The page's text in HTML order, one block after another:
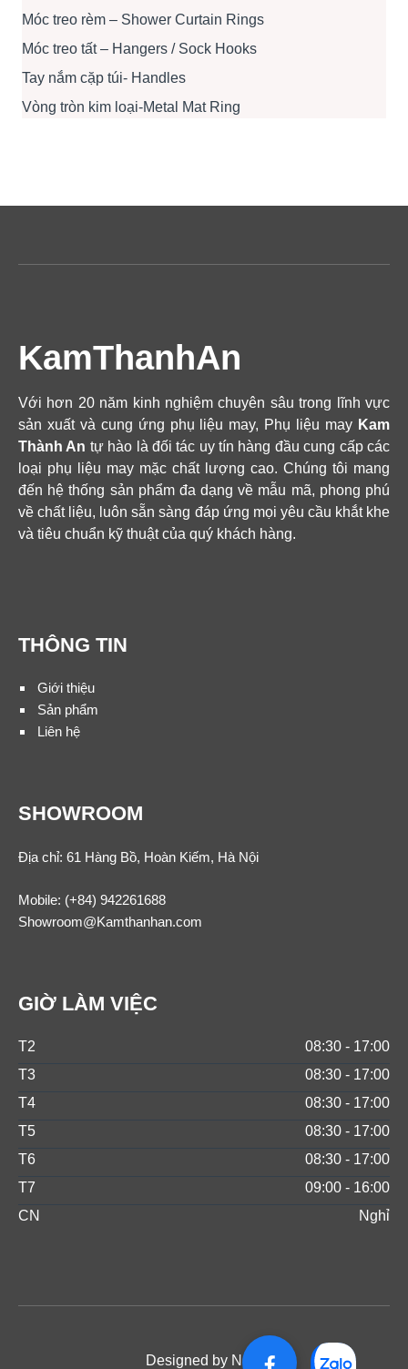
Móc treo rèm – Shower Curtain Rings
Móc treo tất – Hangers / Sock Hooks
Tay nắm cặp túi- Handles
Vòng tròn kim loại-Metal Mat Ring
KamThanhAn
Với hơn 20 năm kinh nghiệm chuyên sâu trong lĩnh vực
sản xuất và cung ứng phụ liệu may, Phụ liệu may Kam
Thành An tự hào là đối tác uy tín hàng đầu cung cấp các
loại phụ liệu may mặc chất lượng cao. Chúng tôi mang
đến hệ thống sản phẩm đa dạng về mẫu mã, phong phú
về chất liệu, luôn sẵn sàng đáp ứng mọi yêu cầu khắt khe
và tiêu chuẩn kỹ thuật của quý khách hàng.
THÔNG TIN
Giới thiệu
Sản phẩm
Liên hệ
SHOWROOM
Địa chỉ: 61 Hàng Bồ, Hoàn Kiếm, Hà Nội
Mobile: (+84) 942261688
Showroom@Kamthanhan.com
GIỜ LÀM VIỆC
T2
08:30 - 17:00
T3
08:30 - 17:00
T4
08:30 - 17:00
T5
08:30 - 17:00
T6
08:30 - 17:00
T7
09:00 - 16:00
CN
Nghỉ
Designed by NOS